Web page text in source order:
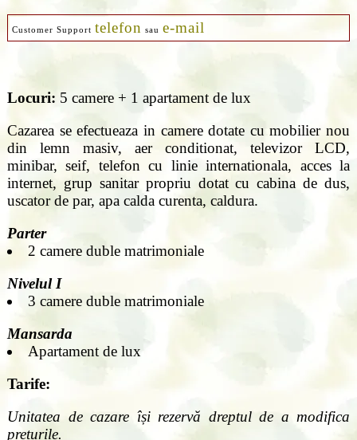
Customer Support telefon sau e-mail
Locuri: 5 camere + 1 apartament de lux
Cazarea se efectueaza in camere dotate cu mobilier nou
din lemn masiv, aer conditionat, televizor LCD,
minibar, seif, telefon cu linie internationala, acces la
internet, grup sanitar propriu dotat cu cabina de dus,
uscator de par, apa calda curenta, caldura.
Parter
2 camere duble matrimoniale
Nivelul I
3 camere duble matrimoniale
Mansarda
Apartament de lux
Tarife:
Unitatea de cazare își rezervă dreptul de a modifica
prețurile.